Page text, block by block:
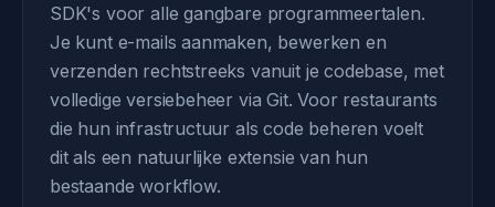
SDK's voor alle gangbare programmeertalen.
Je kunt e-mails aanmaken, bewerken en
verzenden rechtstreeks vanuit je codebase, met
volledige versiebeheer via Git. Voor restaurants
die hun infrastructuur als code beheren voelt
dit als een natuurlijke extensie van hun
bestaande workflow.